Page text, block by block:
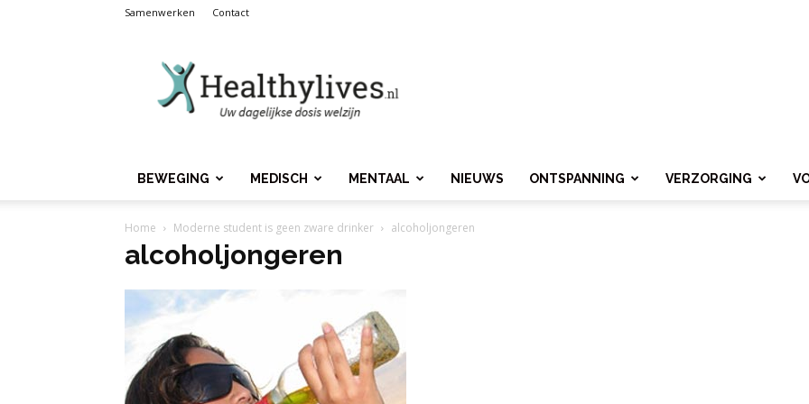
Samenwerken Contact
BEWEGING MEDISCH MENTAAL NIEUWS ONTSPANNING VERZORGING
Home Moderne student is geen zware drinker alcoholjongeren
alcoholjongeren